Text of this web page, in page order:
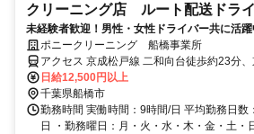
クリーニング店 ルート配送ドラ
未経験者歓迎！男性・女性ドライバー共に活
えてしまえば安心♪
ポニークリーニング 船橋事業所
アクセス 京成松戸線 二和向台徒歩約23分、
約26分、京成松戸線 鎌ヶ谷大仏南口徒歩約
木ケ谷第一公園~徒歩3分
日給12,500円以上
千葉県船橋市
勤務時間 実働時間：9時間/日 平均勤務日数
日 ・勤務曜日：月・火・水・木・金・土・